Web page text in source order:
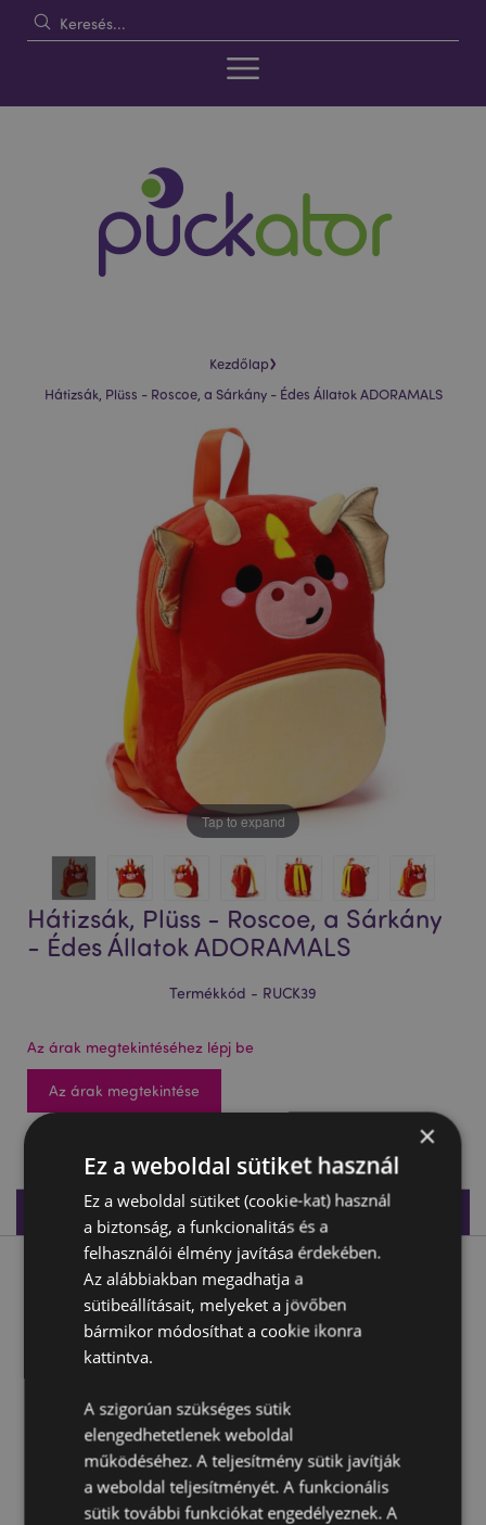
Kezdőlap›
Hátizsák, Plüss - Roscoe, a Sárkány - Édes Állatok ADORAMALS
Tap to expand
Hátizsák, Plüss - Roscoe, a Sárkány
- Édes Állatok ADORAMALS
Termékkód - RUCK39
Az árak megtekintéséhez lépj be
Az árak megtekintése
39 db készleten
Termékleírás
Termékleírás
Hátizsák, Plüss - Roscoe, a Sárkány - Édes Állatok
ADORAMALS
Termék Információ:Mind a fő rekesz, mind az elülső,
kisebb zseb cipzáras. A vállpántok állíthatóak.
Termékjellemzők
×
Ez a weboldal sütiket használ
Ez a weboldal sütiket (cookie-kat) használ
a biztonság, a funkcionalitás és a
felhasználói élmény javítása érdekében.
Az alábbiakban megadhatja a
sütibeállításait, melyeket a jövőben
bármikor módosíthat a cookie ikonra
kattintva.
A szigorúan szükséges sütik
elengedhetetlenek weboldal
működéséhez. A teljesítmény sütik javítják
a weboldal teljesítményét. A funkcionális
sütik további funkciókat engedélyeznek. A